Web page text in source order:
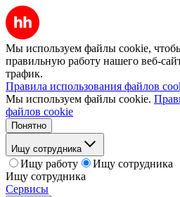
Мы используем файлы cookie,
правильную работу нашего веб-
трафик.
Правила использования файлов
Мы используем файлы cookie.
файлов cookie
Понятно
Ищу сотрудника
Ищу работу
Ищу сотрудника
Ищу сотрудника
Сервисы